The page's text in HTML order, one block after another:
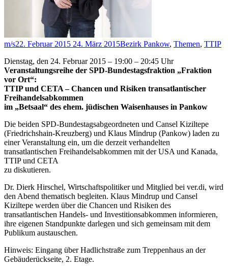
m/s22. Februar 2015 24. März 2015Bezirk Pankow, Themen, TTIP
Dienstag, den 24. Februar 2015 – 19:00 – 20:45 Uhr
Veranstaltungsreihe der SPD-Bundestagsfraktion „Fraktion
vor Ort“:
TTIP und CETA – Chancen und Risiken transatlantischer
Freihandelsabkommen
im „Betsaal“ des ehem. jüdischen Waisenhauses in Pankow
Die beiden SPD-Bundestagsabgeordneten und Cansel Kiziltepe
(Friedrichshain-Kreuzberg) und Klaus Mindrup (Pankow) laden zu
einer Veranstaltung ein, um die derzeit verhandelten
transatlantischen Freihandelsabkommen mit der USA und Kanada,
TTIP und CETA
zu diskutieren.
Dr. Dierk Hirschel, Wirtschaftspolitiker und Mitglied bei ver.di, wird
den Abend thematisch begleiten. Klaus Mindrup und Cansel
Kiziltepe werden über die Chancen und Risiken des
transatlantischen Handels- und Investitionsabkommen informieren,
ihre eigenen Standpunkte darlegen und sich gemeinsam mit dem
Publikum austauschen.
Hinweis: Eingang über Hadlichstraße zum Treppenhaus an der
Gebäuderückseite, 2. Etage.